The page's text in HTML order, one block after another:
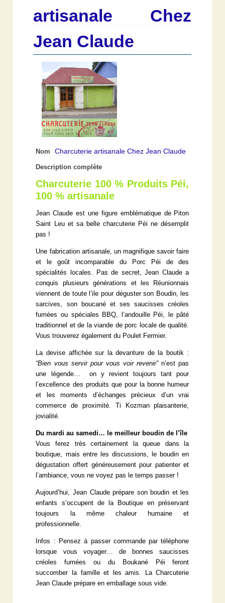
artisanale Chez
Jean Claude
Nom Charcuterie artisanale Chez Jean Claude
Description complète
Charcuterie 100 % Produits Péi,
100 % artisanale
Jean Claude est une figure emblématique de Piton
Saint Leu et sa belle charcuterie Péi ne désemplit
pas !
Une fabrication artisanale, un magnifique savoir faire
et le goût incomparable du Porc Péi de des
spécialités locales. Pas de secret, Jean Claude a
conquis plusieurs générations et les Réunionnais
viennent de toute l’ile pour déguster son Boudin, les
sarcives, son boucané et ses saucisses créoles
fumées ou spéciales BBQ, l’andouille Péi, le pâté
traditionnel et de la viande de porc locale de qualité.
Vous trouverez également du Poulet Fermier.
La devise affichée sur la devanture de la boutik :
“Bien vous servir pour vous voir revenir”n’est pas
une légende… on y revient toujours tant pour
l’excellence des produits que pour la bonne humeur
et les moments d’échanges précieux d’un vrai
commerce de proximité. Ti Kozman plaisanterie,
jovialité.
Du mardi au samedi… le meilleur boudin de l’île
Vous ferez très certainement la queue dans la
boutique, mais entre les discussions, le boudin en
dégustation offert généreusement pour patienter et
l’ambiance, vous ne voyez pas le temps passer !
Aujourd’hui, Jean Claude prépare son boudin et les
enfants s’occupent de la Boutique en préservant
toujours la même chaleur humaine et
professionnelle.
Infos : Pensez à passer commande par téléphone
lorsque vous voyager… de bonnes saucisses
créoles fumées ou du Boukané Péi feront
succomber la famille et les amis. La Charcuterie
Jean Claude prépare en emballage sous vide.